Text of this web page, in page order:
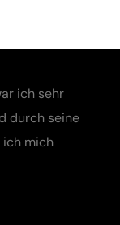
ich sehr
durch seine
mich